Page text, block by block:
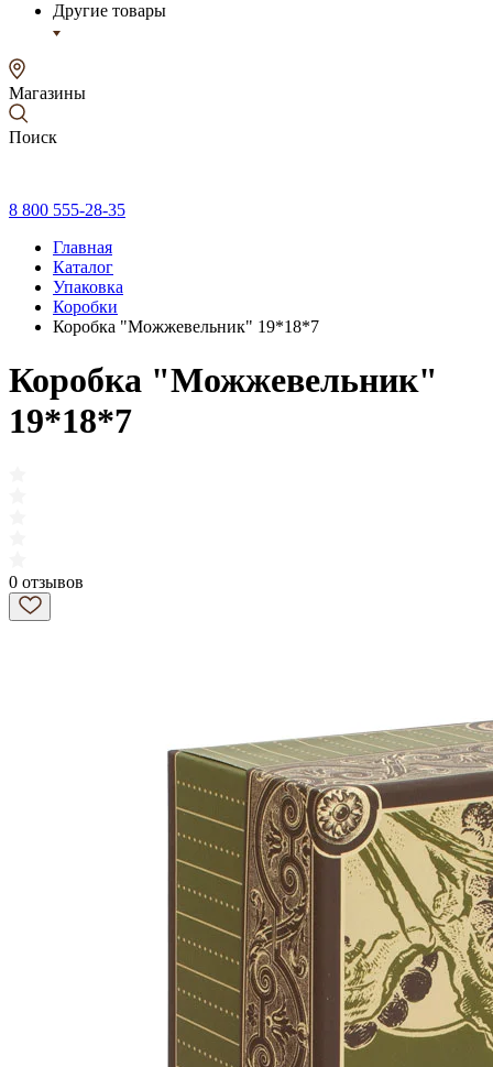
Другие товары
Магазины
Поиск
8 800 555-28-35
Главная
Каталог
Упаковка
Коробки
Коробка "Можжевельник" 19*18*7
Коробка "Можжевельник"
19*18*7
0 отзывов